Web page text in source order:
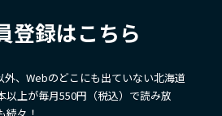
登録はこちら
、Webのどこにも出ていない北海道
以上が毎月550円（税込）で読み放